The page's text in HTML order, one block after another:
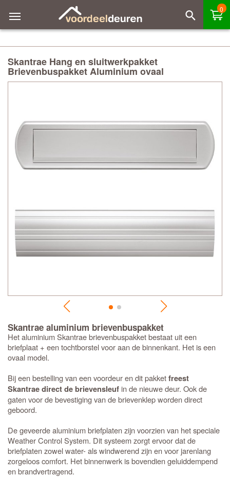
0
Skantrae Hang en sluitwerkpakket
Brievenbuspakket Aluminium ovaal
Skantrae aluminium brievenbuspakket
Het aluminium Skantrae brievenbuspakket bestaat uit een
briefplaat + een tochtborstel voor aan de binnenkant. Het is een
ovaal model.
Bij een bestelling van een voordeur en dit pakketfreest
Skantrae direct de brievensleuf in de nieuwe deur. Ook de
gaten voor de bevestiging van de brievenklep worden direct
geboord.
De geveerde aluminium briefplaten zijn voorzien van het speciale
Weather Control System. Dit systeem zorgt ervoor dat de
briefplaten zowel water- als windwerend zijn en voor jarenlang
zorgeloos comfort. Het binnenwerk is bovendien geluiddempend
en brandvertragend.